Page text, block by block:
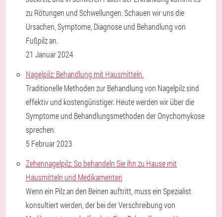
zu Rötungen und Schwellungen. Schauen wir uns die
Ursachen, Symptome, Diagnose und Behandlung von
Fußpilz an.
21 Januar 2024
Nagelpilz: Behandlung mit Hausmitteln.
Traditionelle Methoden zur Behandlung von Nagelpilz sind
effektiv und kostengünstiger. Heute werden wir über die
Symptome und Behandlungsmethoden der Onychomykose
sprechen.
5 Februar 2023
Zehennagelpilz: So behandeln Sie ihn zu Hause mit
Hausmitteln und Medikamenten
Wenn ein Pilz an den Beinen auftritt, muss ein Spezialist
konsultiert werden, der bei der Verschreibung von